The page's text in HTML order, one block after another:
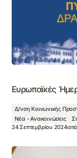
Ευρωπαϊκές
Δ/νση Κοινωνικής
Νέα - Ανακοινώσεις
24 Σεπτεμβρίου 2024από